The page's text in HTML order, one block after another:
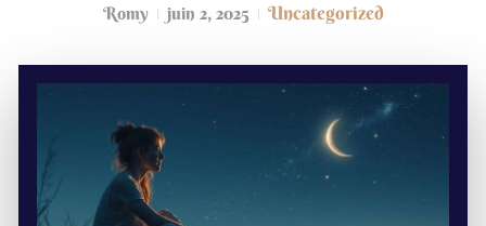
Romy juin 2, 2025 Uncategorized